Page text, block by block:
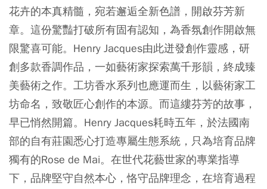
花卉的本真精髓，宛若邂逅全新色譜，開啟芬芳新
章。這份驚豔打破所有固有認知，為香氛創作開啟無
限驚喜可能。Henry Jacques由此迸發創作靈感，研
創多款香調作品，一如藝術家探索萬千形韻，終成臻
美藝術之作。工坊香水系列也應運而生，以藝術家工
坊命名，致敬匠心創作的本源。而這縷芬芳的故事，
早已悄然開篇。Henry Jacques耗時五年，於法國南
部的自有莊園悉心打造專屬生態系統，只為培育品牌
獨有的Rose de Mai。在世代花藝世家的專業指導
下，品牌堅守自然本心，恪守品牌理念，在培育過程